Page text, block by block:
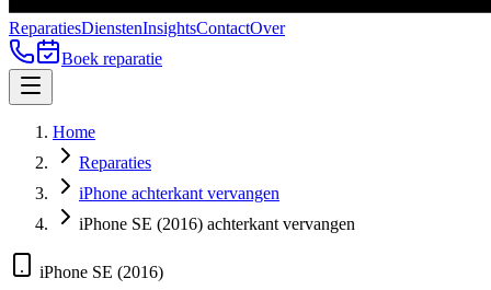
ReparatiesDienstenInsightsContactOver
Boek reparatie
Home
Reparaties
iPhone achterkant vervangen
iPhone SE (2016) achterkant vervangen
iPhone SE (2016)